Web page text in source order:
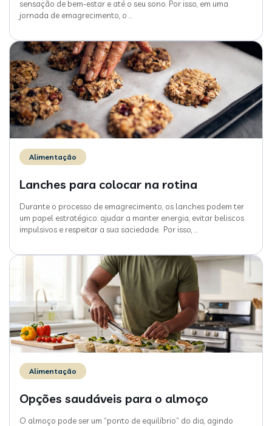
sensação de bem-estar e até o seu sono. Por isso, em uma
jornada de emagrecimento, o
Alimentação
Lanches para colocar na rotina
Durante o processo de emagrecimento, os lanches podem ter
um papel estratégico: ajudar a manter energia, evitar beliscos
impulsivos e respeitar a sua saciedade. Por isso,
Alimentação
Opções saudáveis para o almoço
O almoço pode ser um “ponto de equilíbrio” do dia, agindo